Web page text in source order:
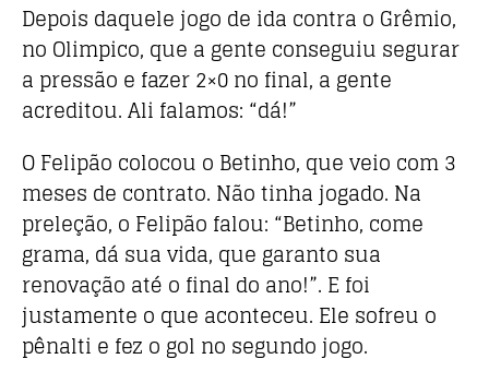
Depois daquele jogo de ida contra o Grêmio,
no Olimpico, que a gente conseguiu segurar
a pressão e fazer 2×0 no final, a gente
acreditou. Ali falamos: “dá!”
O Felipão colocou o Betinho, que veio com 3
meses de contrato. Não tinha jogado. Na
preleção, o Felipão falou: “Betinho, come
grama, dá sua vida, que garanto sua
renovação até o final do ano!”. E foi
justamente o que aconteceu. Ele sofreu o
pênalti e fez o gol no segundo jogo.